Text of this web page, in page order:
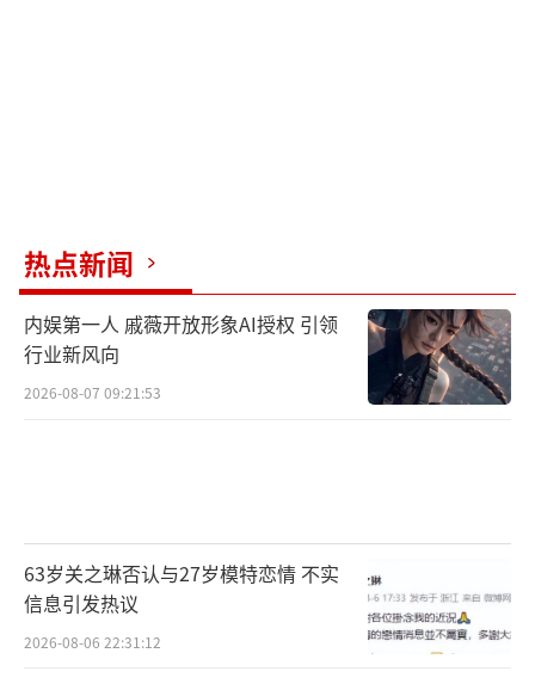
热点新闻
内娱第一人 戚薇开放形象AI授权 引领
行业新风向
2026-08-07 09:21:53
63岁关之琳否认与27岁模特恋情 不实
信息引发热议
2026-08-06 22:31:12